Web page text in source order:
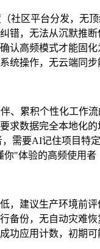
社区平台分发，无顶
错，无法从沉默推断
认高频模式才能固化
统操作，无云端同步
、累积个性化工作流
求数据完全本地化的
，需要AI记住项目特
你"体验的高频使用者
，建议生产环境前
备份，无自动灾难恢
功应用计数，初期